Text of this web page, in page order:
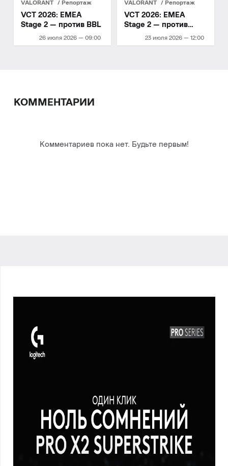
VALORANT Репортаж
26 июля 2026 — 09:00
VCT 2026: EMEA
Stage 2 — против BBL
VALORANT Репортаж
23 июля 2026 — 12:00
VCT 2026: EMEA
Stage 2 — против
Gentle Mates
КОММЕНТАРИИ
Комментариев пока нет. Будьте первым!